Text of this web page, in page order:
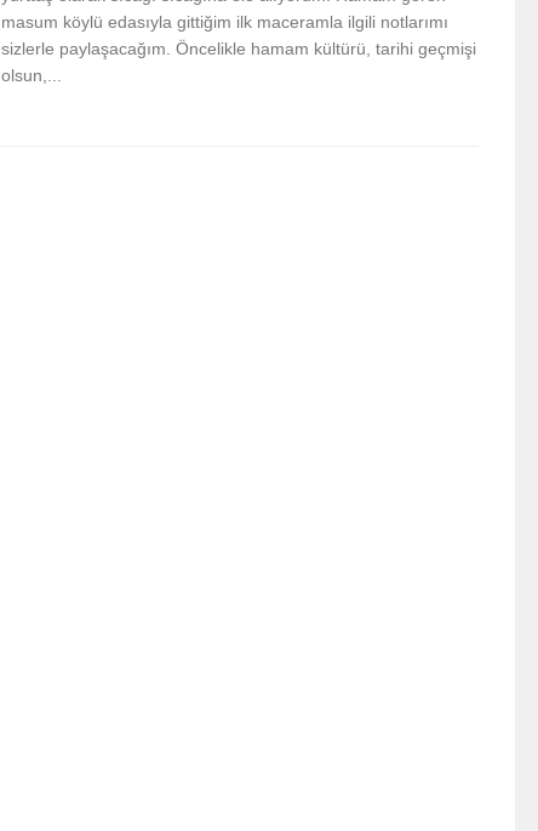
masum köylü edasıyla gittiğim ilk maceramla ilgili notlarımı
sizlerle paylaşacağım. Öncelikle hamam kültürü, tarihi geçmişi
olsun,...